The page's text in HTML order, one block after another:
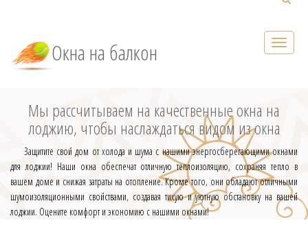
Окна на балкон
Мы рассчитываем на качественные окна на
лоджию, чтобы наслаждаться видом из окна
Защитите свой дом от холода и шума с нашими энергосберегающими окнами
для лоджии! Наши окна обеспечат отличную теплоизоляцию, сохраняя тепло в
вашем доме и снижая затраты на отопление. Кроме того, они обладают отличными
шумоизоляционными свойствами, создавая тихую и уютную обстановку на вашей
лоджии. Оцените комфорт и экономию с нашими окнами!